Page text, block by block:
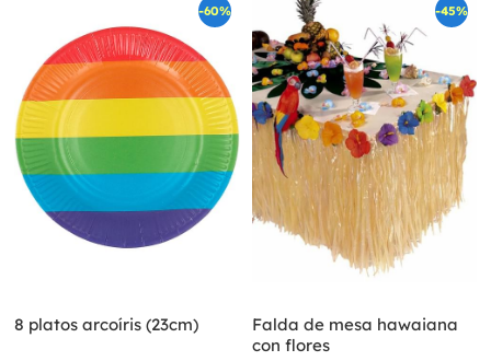
-60%
8 platos arcoíris (23cm)
-45%
Falda de mesa hawaiana
con flores